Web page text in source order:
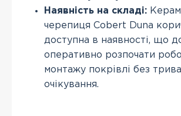
Наявність на складі:
черепиця Cobert Duna
доступна в наявності, що
оперативно розпочати
монтажу покрівлі без
очікування.